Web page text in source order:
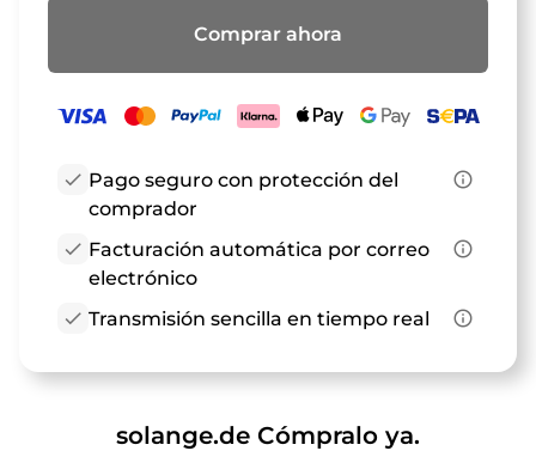
Comprar ahora
check Pago seguro con protección del
comprador
info_outline
check Facturación automática por correo
electrónico
info_outline
check Transmisión sencilla en tiempo real info_outline
solange.de Cómpralo ya.